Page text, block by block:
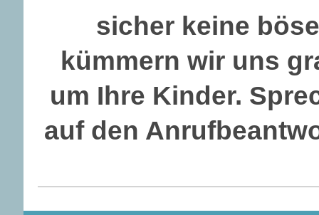
sicher keine
kümmern wir uns
um Ihre Kinder.
auf den